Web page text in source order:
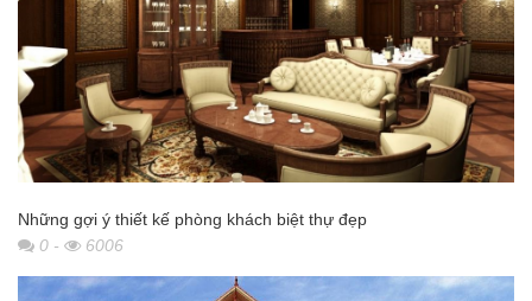
Những gợi ý thiết kế phòng khách biệt thự đẹp
0 - 6006